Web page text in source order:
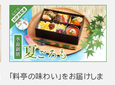
「料亭の味わい」をお届けしま